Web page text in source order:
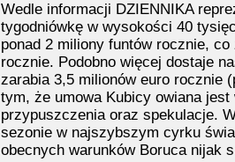
Wedle informacji DZIENNIKA
tygodniówkę w wysokości 40
ponad 2 miliony funtów rocznie, co
rocznie. Podobno więcej dostaje
zarabia 3,5 milionów euro rocznie
tym, że umowa Kubicy owiana
przypuszczenia oraz spekulacje.
sezonie w najszybszym cyrku
obecnych warunków Boruca nijak